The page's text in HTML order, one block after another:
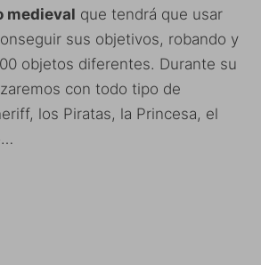
medieval que tendrá que usar
sus objetivos, robando y
objetos diferentes. Durante su
con todo tipo de
los Piratas, la Princesa, el